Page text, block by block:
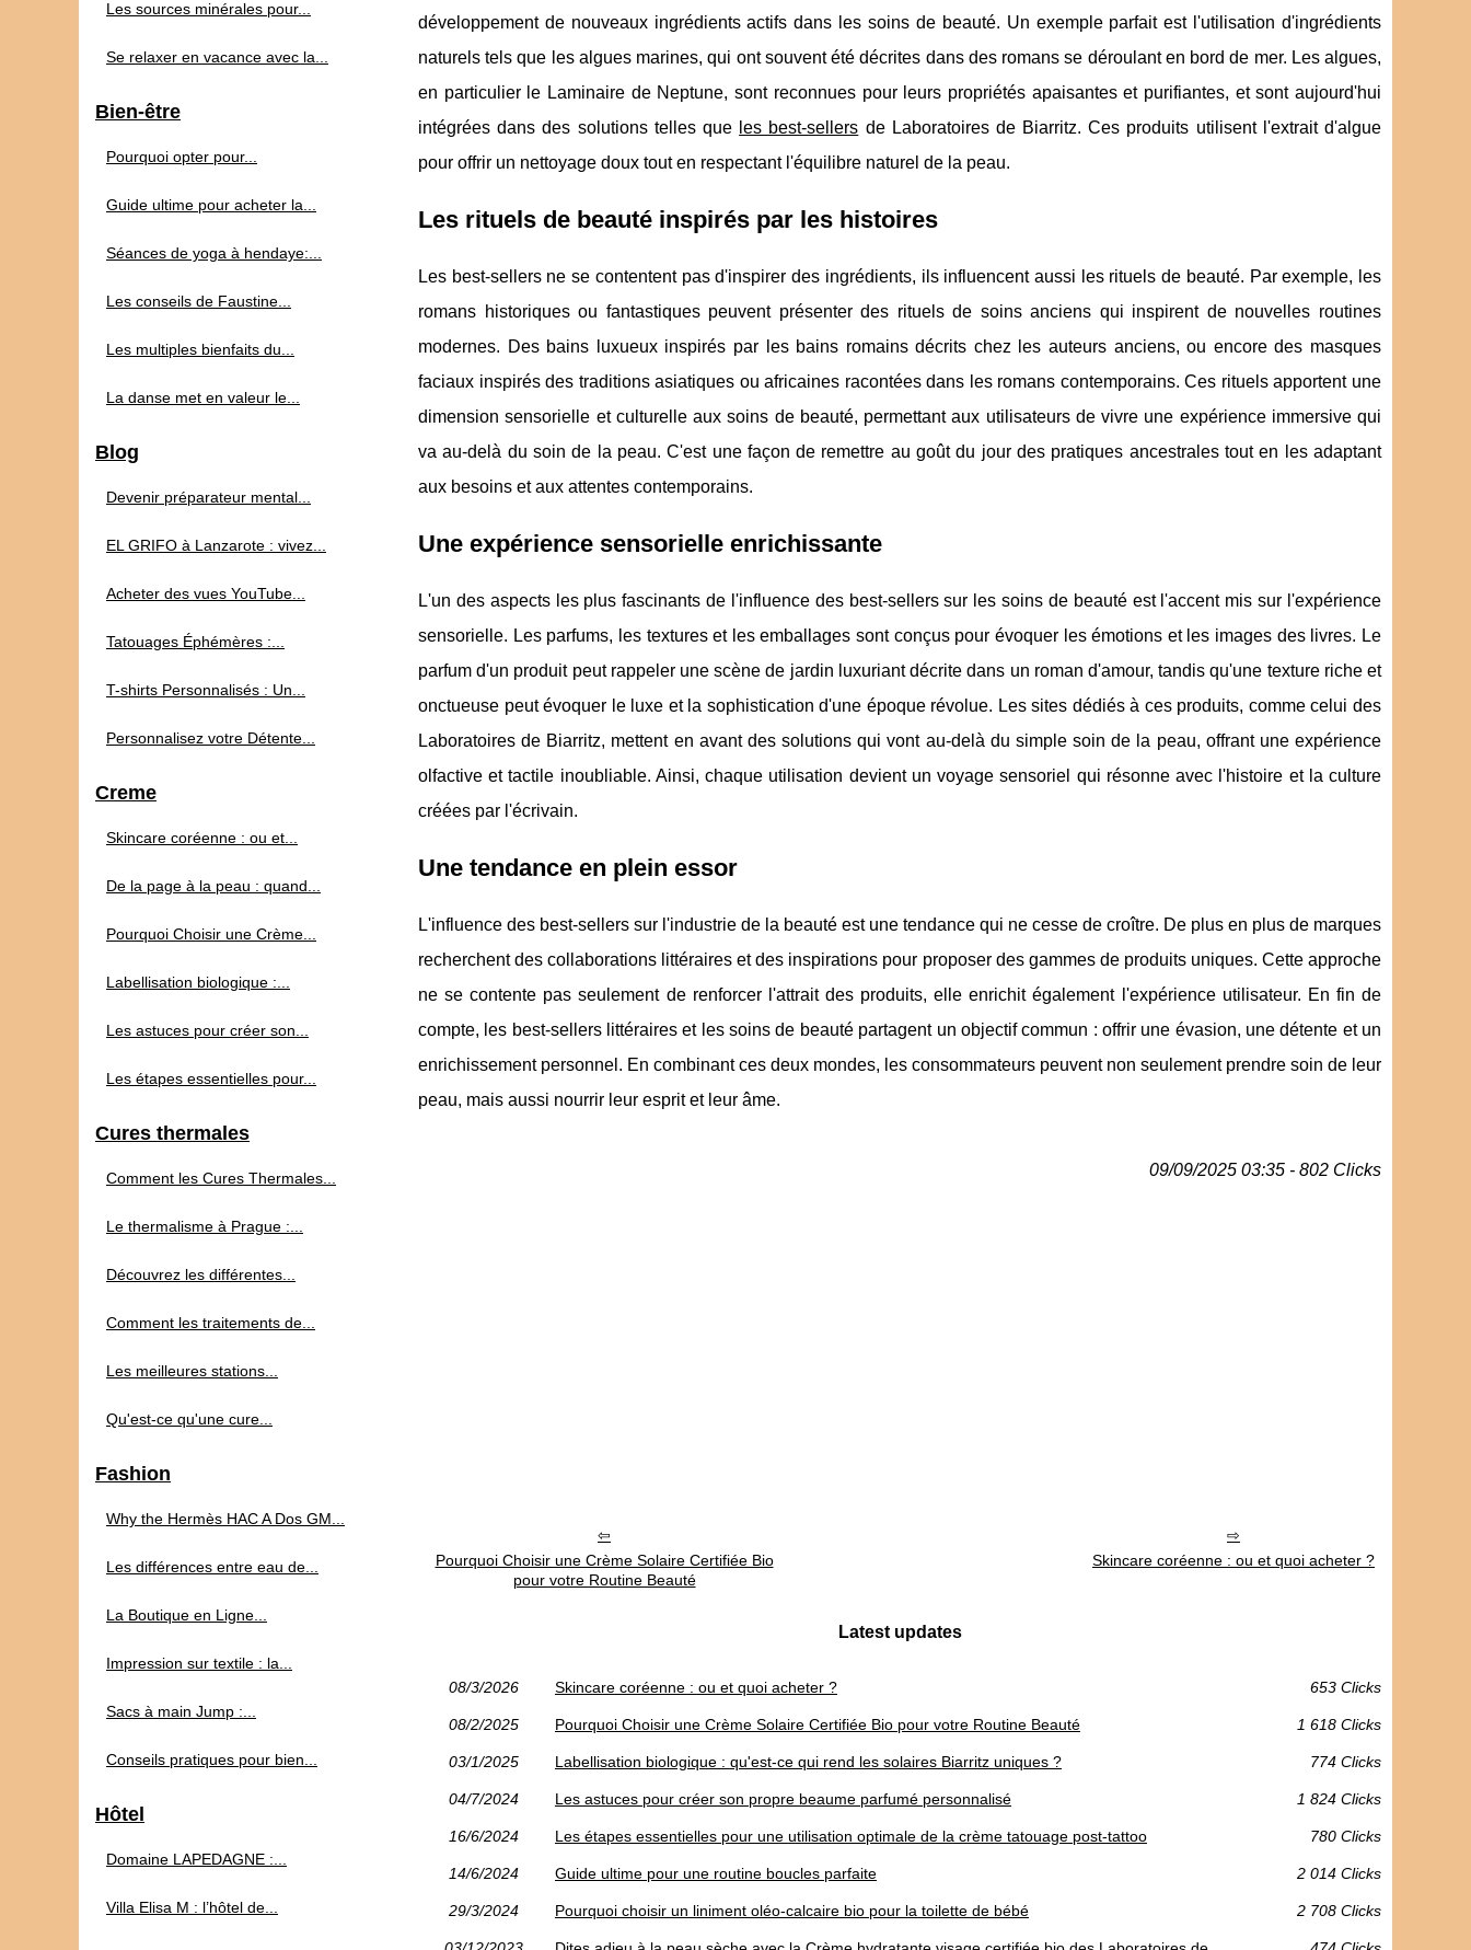
développement de nouveaux ingrédients actifs dans les soins de beauté. Un exemple parfait est l'utilisation d'ingrédients
naturels tels que les algues marines, qui ont souvent été décrites dans des romans se déroulant en bord de mer. Les algues,
en particulier le Laminaire de Neptune, sont reconnues pour leurs propriétés apaisantes et purifiantes, et sont aujourd'hui
intégrées dans des solutions telles que les best-sellers de Laboratoires de Biarritz. Ces produits utilisent l'extrait d'algue
pour offrir un nettoyage doux tout en respectant l'équilibre naturel de la peau.
Les rituels de beauté inspirés par les histoires
Les best-sellers ne se contentent pas d'inspirer des ingrédients, ils influencent aussi les rituels de beauté. Par exemple, les
romans historiques ou fantastiques peuvent présenter des rituels de soins anciens qui inspirent de nouvelles routines
modernes. Des bains luxueux inspirés par les bains romains décrits chez les auteurs anciens, ou encore des masques
faciaux inspirés des traditions asiatiques ou africaines racontées dans les romans contemporains. Ces rituels apportent une
dimension sensorielle et culturelle aux soins de beauté, permettant aux utilisateurs de vivre une expérience immersive qui
va au-delà du soin de la peau. C'est une façon de remettre au goût du jour des pratiques ancestrales tout en les adaptant
aux besoins et aux attentes contemporains.
Une expérience sensorielle enrichissante
L'un des aspects les plus fascinants de l'influence des best-sellers sur les soins de beauté est l'accent mis sur l'expérience
sensorielle. Les parfums, les textures et les emballages sont conçus pour évoquer les émotions et les images des livres. Le
parfum d'un produit peut rappeler une scène de jardin luxuriant décrite dans un roman d'amour, tandis qu'une texture riche et
onctueuse peut évoquer le luxe et la sophistication d'une époque révolue. Les sites dédiés à ces produits, comme celui des
Laboratoires de Biarritz, mettent en avant des solutions qui vont au-delà du simple soin de la peau, offrant une expérience
olfactive et tactile inoubliable. Ainsi, chaque utilisation devient un voyage sensoriel qui résonne avec l'histoire et la culture
créées par l'écrivain.
Une tendance en plein essor
L'influence des best-sellers sur l'industrie de la beauté est une tendance qui ne cesse de croître. De plus en plus de marques
recherchent des collaborations littéraires et des inspirations pour proposer des gammes de produits uniques. Cette approche
ne se contente pas seulement de renforcer l'attrait des produits, elle enrichit également l'expérience utilisateur. En fin de
compte, les best-sellers littéraires et les soins de beauté partagent un objectif commun : offrir une évasion, une détente et un
enrichissement personnel. En combinant ces deux mondes, les consommateurs peuvent non seulement prendre soin de leur
peau, mais aussi nourrir leur esprit et leur âme.
09/09/2025 03:35 - 802 Clicks
Pourquoi Choisir une Crème Solaire Certifiée Bio
pour votre Routine Beauté
Skincare coréenne : ou et quoi acheter ?
Latest updates
08/3/2026 Skincare coréenne : ou et quoi acheter ? 653 Clicks
08/2/2025 Pourquoi Choisir une Crème Solaire Certifiée Bio pour votre Routine Beauté 1 618 Clicks
03/1/2025 Labellisation biologique : qu'est-ce qui rend les solaires Biarritz uniques ? 774 Clicks
04/7/2024 Les astuces pour créer son propre beaume parfumé personnalisé 1 824 Clicks
16/6/2024 Les étapes essentielles pour une utilisation optimale de la crème tatouage post-tattoo 780 Clicks
14/6/2024 Guide ultime pour une routine boucles parfaite 2 014 Clicks
29/3/2024 Pourquoi choisir un liniment oléo-calcaire bio pour la toilette de bébé 2 708 Clicks
Les sources minérales pour...
Se relaxer en vacance avec la...
Bien-être
Pourquoi opter pour...
Guide ultime pour acheter la...
Séances de yoga à hendaye:...
Les conseils de Faustine...
Les multiples bienfaits du...
La danse met en valeur le...
Blog
Devenir préparateur mental...
EL GRIFO à Lanzarote : vivez...
Acheter des vues YouTube...
Tatouages Éphémères :...
T-shirts Personnalisés : Un...
Personnalisez votre Détente...
Creme
Skincare coréenne : ou et...
De la page à la peau : quand...
Pourquoi Choisir une Crème...
Labellisation biologique :...
Les astuces pour créer son...
Les étapes essentielles pour...
Cures thermales
Comment les Cures Thermales...
Le thermalisme à Prague :...
Découvrez les différentes...
Comment les traitements de...
Les meilleures stations...
Qu'est-ce qu'une cure...
Fashion
Why the Hermès HAC A Dos GM...
Les différences entre eau de...
La Boutique en Ligne...
Impression sur textile : la...
Sacs à main Jump :...
Conseils pratiques pour bien...
Hôtel
Domaine LAPEDAGNE :...
Villa Elisa M : l’hôtel de...